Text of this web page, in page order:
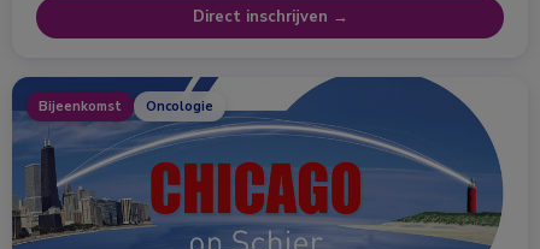
Direct inschrijven →
Bijeenkomst Oncologie